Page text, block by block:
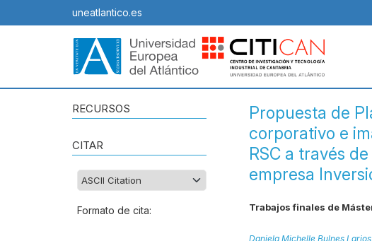
uneatlantico.es
RECURSOS
CITAR
Formato de cita:
Propuesta de
corporativo e
RSC a través
empresa
Trabajos finales de
Daniela Michelle Bulnes Larios